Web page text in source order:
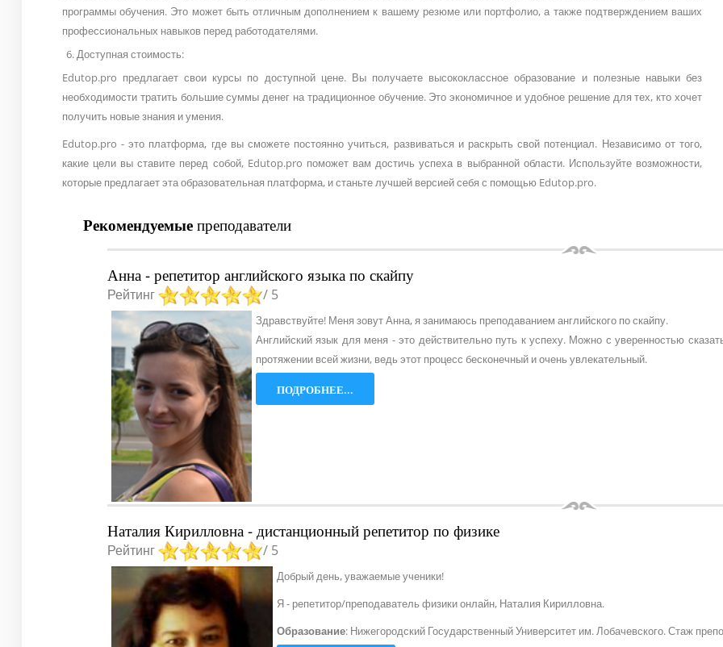
программы обучения. Это может быть отличным дополнением к вашему резюме или портфолио, а также подтверждением ваших
профессиональных навыков перед работодателями.
Доступная стоимость:
Edutop.pro предлагает свои курсы по доступной цене. Вы получаете высококлассное образование и полезные навыки без
необходимости тратить большие суммы денег на традиционное обучение. Это экономичное и удобное решение для тех, кто хочет
получить новые знания и умения.
Edutop.pro - это платформа, где вы сможете постоянно учиться, развиваться и раскрыть свой потенциал. Независимо от того,
какие цели вы ставите перед собой, Edutop.pro поможет вам достичь успеха в выбранной области. Используйте возможности,
которые предлагает эта образовательная платформа, и станьте лучшей версией себя с помощью Edutop.pro.
Рекомендуемыепреподаватели
Анна - репетитор английского языка по скайпу
Рейтинг / 5
Здравствуйте! Меня зовут Анна, я занимаюсь преподаванием английского по скайпу.
Английский язык для меня - это действительно путь к успеху. Можно с уверенностью
протяжении всей жизни, ведь этот процесс бесконечный и очень увлекательный.
ПОДРОБНЕЕ...
Наталия Кирилловна - дистанционный репетитор по физике
Рейтинг / 5
Добрый день, уважаемые ученики!
Я - репетитор/преподаватель физики онлайн, Наталия Кирилловна.
Образование: Нижегородский Государственный Университет им. Лобачевского. Стаж